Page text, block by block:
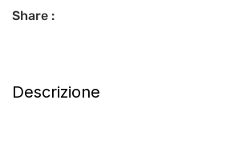
Share :
Descrizione
coppia